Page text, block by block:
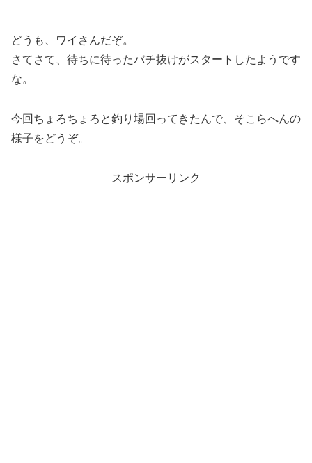
どうも、ワイさんだぞ。
さてさて、待ちに待ったバチ抜けがスタートしたようです
な。
今回ちょろちょろと釣り場回ってきたんで、そこらへんの
様子をどうぞ。
スポンサーリンク